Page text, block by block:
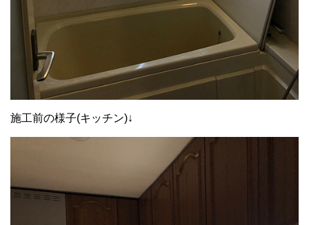
施工前の様子(キッチン)↓